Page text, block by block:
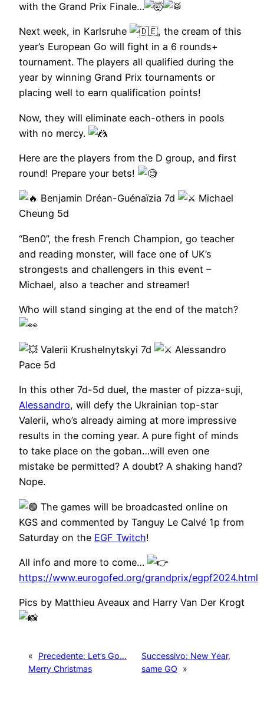
with the Grand Prix Finale…
Next week, in Karlsruhe
, the cream of this
year’s European Go will fight in a 6 rounds+
tournament. The players all qualified during the
year by winning Grand Prix tournaments or
placing well to earn qualification points!
Now, they will eliminate each-others in pools
with no mercy.
Here are the players from the D group, and first
round! Prepare your bets!
Benjamin Dréan-Guénaïzia 7d
Michael
Cheung 5d
“Ben0”, the fresh French Champion, go teacher
and reading monster, will face one of UK’s
strongests and challengers in this event –
Michael, also a teacher and streamer!
Who will stand singing at the end of the match?
Valerii Krushelnytskyi 7d
Alessandro
Pace 5d
In this other 7d-5d duel, the master of pizza-suji,
Alessandro, will defy the Ukrainian top-star
Valerii, who’s already aiming at more impressive
results in the coming year. A pure fight of minds
to take place on the goban…will even one
mistake be permitted? A doubt? A shaking hand?
Nope.
The games will be broadcasted online on
KGS and commented by Tanguy Le Calvé 1p from
Saturday on the EGF Twitch!
All info and more to come…
https://www.eurogofed.org/grandprix/egpf2024.html
Pics by Matthieu Aveaux and Harry Van Der Krogt
« Precedente: Let’s Go…
Merry Christmas
Successivo: New Year,
same GO
»